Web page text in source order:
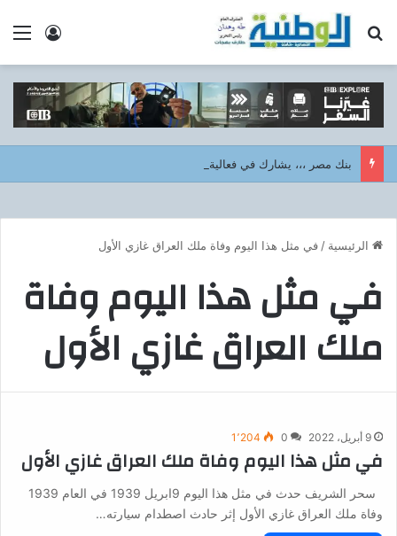
بحث عن
الرئيسية /في مثل هذا اليوم وفاة ملك العراق غازي الأول
في مثل هذا اليوم وفاة
ملك العراق غازي الأول
9 أبريل، 2022 0 1٬204
في مثل هذا اليوم وفاة ملك العراق غازي الأول
سحر الشريف حدث في مثل هذا اليوم 9ابريل 1939 في العام 1939
وفاة ملك العراق غازي الأول إثر حادث اصطدام سيارته…